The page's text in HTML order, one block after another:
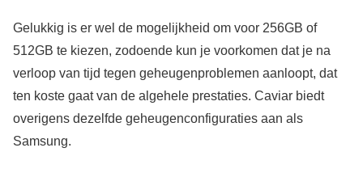
Gelukkig is er wel de mogelijkheid om voor 256GB of
512GB te kiezen, zodoende kun je voorkomen dat je na
verloop van tijd tegen geheugenproblemen aanloopt, dat
ten koste gaat van de algehele prestaties. Caviar biedt
overigens dezelfde geheugenconfiguraties aan als
Samsung.